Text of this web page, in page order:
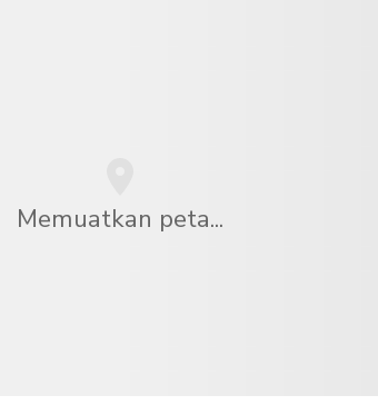
Memuatkan peta...